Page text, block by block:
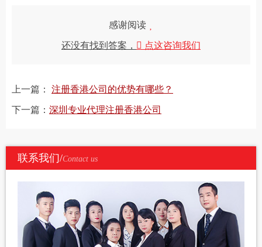
感谢阅读
还没有找到答案， 点这咨询我们
上一篇： 注册香港公司的优势有哪些？
下一篇： 深圳专业代理注册香港公司
联系我们/Contact us